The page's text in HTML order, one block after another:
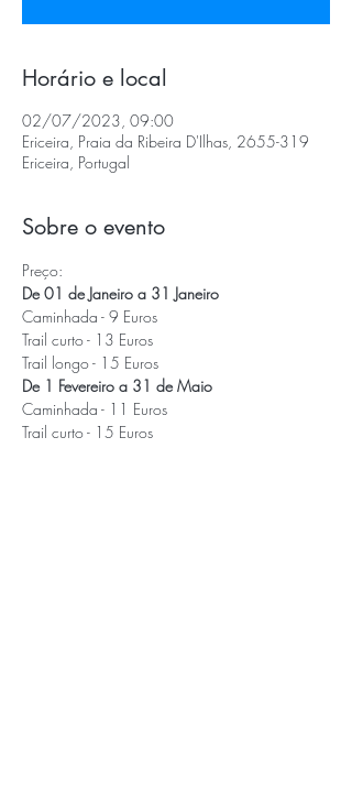
Horário e local
02/07/2023, 09:00
Ericeira, Praia da Ribeira D'Ilhas, 2655-319
Ericeira, Portugal
Sobre o evento
Preço:
De 01 de Janeiro a 31 Janeiro
Caminhada - 9 Euros
Trail curto - 13 Euros
Trail longo - 15 Euros
De 1 Fevereiro a 31 de Maio
Caminhada - 11 Euros
Trail curto - 15 Euros